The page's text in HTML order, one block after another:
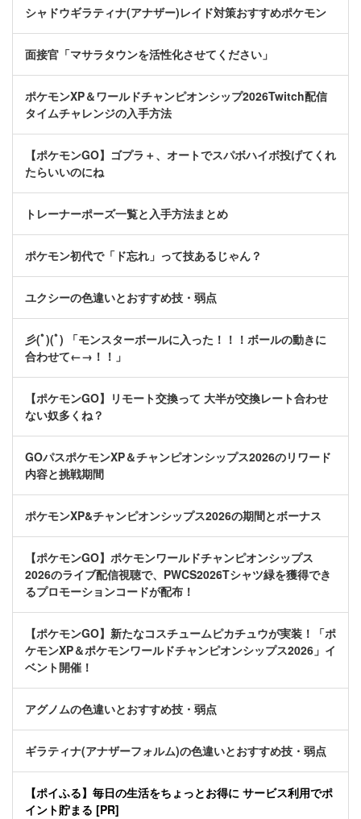
シャドウギラティナ(アナザー)レイド対策おすすめポケモン
面接官「マサラタウンを活性化させてください」
ポケモンXP＆ワールドチャンピオンシップ2026Twitch配信
タイムチャレンジの入手方法
【ポケモンGO】ゴプラ＋、オートでスパボハイボ投げてくれ
たらいいのにね
トレーナーポーズ一覧と入手方法まとめ
ポケモン初代で「ド忘れ」って技あるじゃん？
ユクシーの色違いとおすすめ技・弱点
彡(ﾟ)(ﾟ) 「モンスターボールに入った！！！ボールの動きに
合わせて←→！！」
【ポケモンGO】リモート交換って 大半が交換レート合わせ
ない奴多くね？
GOパスポケモンXP＆チャンピオンシップス2026のリワード
内容と挑戦期間
ポケモンXP&チャンピオンシップス2026の期間とボーナス
【ポケモンGO】ポケモンワールドチャンピオンシップス
2026のライブ配信視聴で、PWCS2026Tシャツ緑を獲得でき
るプロモーションコードが配布！
【ポケモンGO】新たなコスチュームピカチュウが実装！「ポ
ケモンXP＆ポケモンワールドチャンピオンシップス2026」イ
ベント開催！
アグノムの色違いとおすすめ技・弱点
ギラティナ(アナザーフォルム)の色違いとおすすめ技・弱点
【ポイふる】毎日の生活をちょっとお得に サービス利用でポ
イント貯まる [PR]